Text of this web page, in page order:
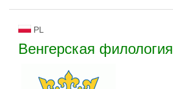
PL
Венгерская филология